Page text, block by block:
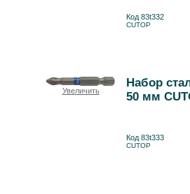
Код 83t332
CUTOP
Увеличить
Набор
50 мм
Код 83t333
CUTOP